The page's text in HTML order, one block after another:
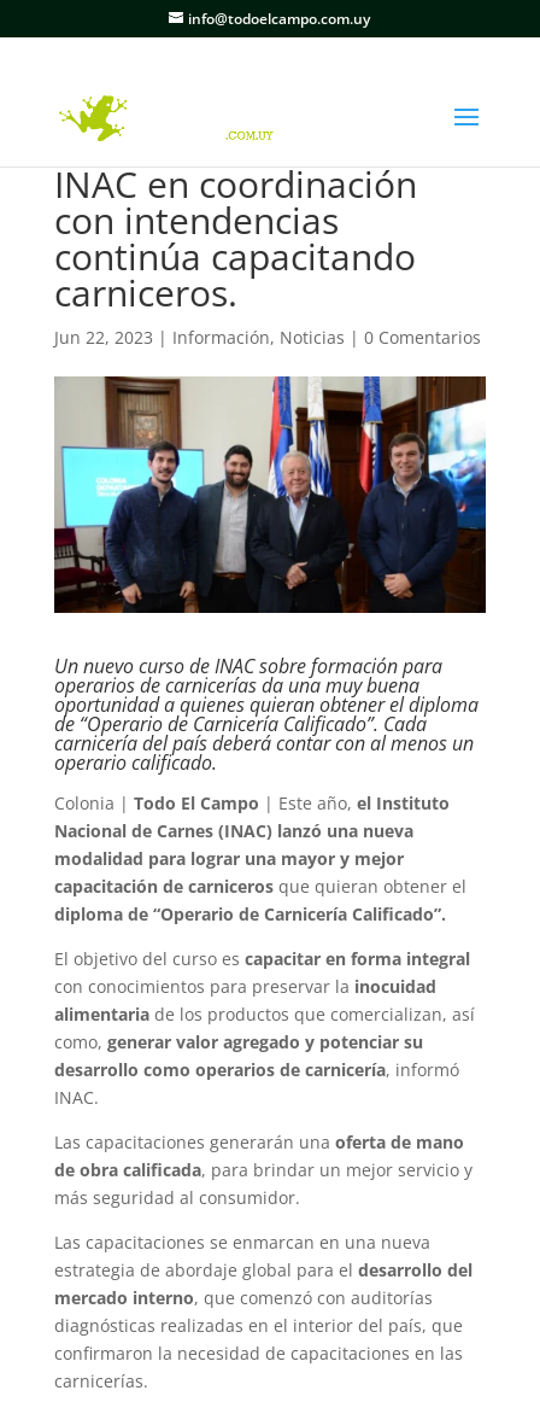
info@todoelcampo.com.uy
INAC en coordinación
con intendencias
continúa capacitando
carniceros.
Jun 22, 2023 | Información, Noticias | 0 Comentarios
Un nuevo curso de INAC sobre formación para
operarios de carnicerías da una muy buena
oportunidad a quienes quieran obtener el diploma
de “Operario de Carnicería Calificado”. Cada
carnicería del país deberá contar con al menos un
operario calificado.
Colonia | Todo El Campo | Este año, el Instituto
Nacional de Carnes (INAC) lanzó una nueva
modalidad para lograr una mayor y mejor
capacitación de carniceros que quieran obtener el
diploma de “Operario de Carnicería Calificado”.
El objetivo del curso es capacitar en forma integral
con conocimientos para preservar la inocuidad
alimentariade los productos que comercializan, así
como, generar valor agregado y potenciar su
desarrollo como operarios de carnicería, informó
INAC.
Las capacitaciones generarán una oferta de mano
de obra calificada, para brindar un mejor servicio y
más seguridad al consumidor.
Las capacitaciones se enmarcan en una nueva
estrategia de abordaje global para el desarrollo del
mercado interno, que comenzó con auditorías
diagnósticas realizadas en el interior del país, que
confirmaron la necesidad de capacitaciones en las
carnicerías.